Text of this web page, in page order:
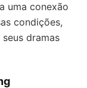
uma conexão
condições,
dramas